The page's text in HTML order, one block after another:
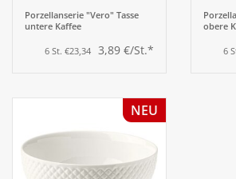
Porzellanserie "Vero" Tasse
untere Kaffee
6 St. €23,34 3,89 €/St.*
obere
6
NEU